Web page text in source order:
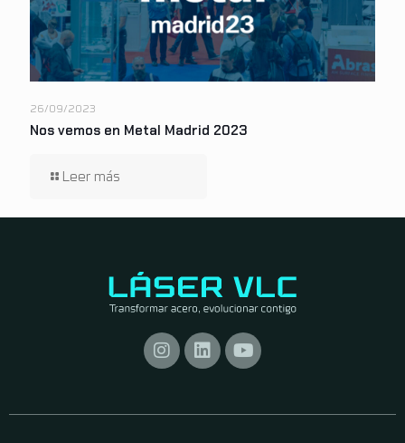
26/09/2023
Nos vemos en Metal Madrid 2023